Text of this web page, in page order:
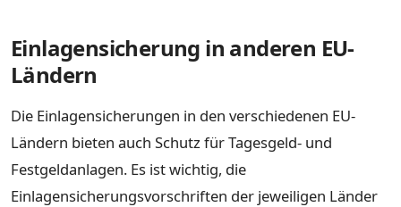
Einlagensicherung in anderen EU-
Ländern
Die Einlagensicherungen in den verschiedenen EU-
Ländern bieten auch Schutz für Tagesgeld- und
Festgeldanlagen. Es ist wichtig, die
Einlagensicherungsvorschriften der jeweiligen Länder